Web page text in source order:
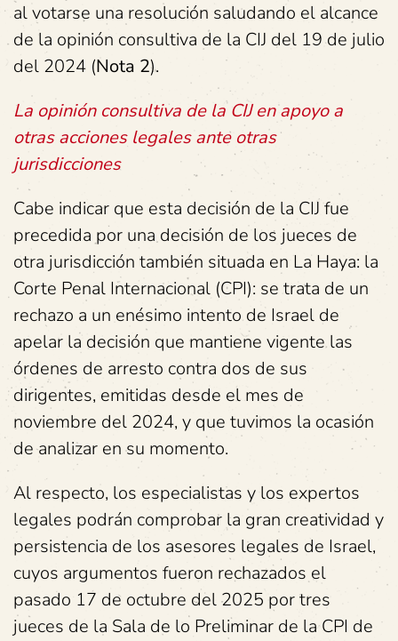
al votarse una resolución saludando el alcance
de la opinión consultiva de la CIJ del 19 de julio
del 2024 (Nota 2).
La opinión consultiva de la CIJ en apoyo a
otras acciones legales ante otras
jurisdicciones
Cabe indicar que esta decisión de la CIJ fue
precedida por una decisión de los jueces de
otra jurisdicción también situada en La Haya: la
Corte Penal Internacional (CPI): se trata de un
rechazo a un enésimo intento de Israel de
apelar la decisión que mantiene vigente las
órdenes de arresto contra dos de sus
dirigentes, emitidas desde el mes de
noviembre del 2024, y que tuvimos la ocasión
de analizar en su momento.
Al respecto, los especialistas y los expertos
legales podrán comprobar la gran creatividad y
persistencia de los asesores legales de Israel,
cuyos argumentos fueron rechazados el
pasado 17 de octubre del 2025 por tres
jueces de la Sala de lo Preliminar de la CPI de